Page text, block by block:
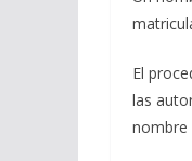
El
las
nombre